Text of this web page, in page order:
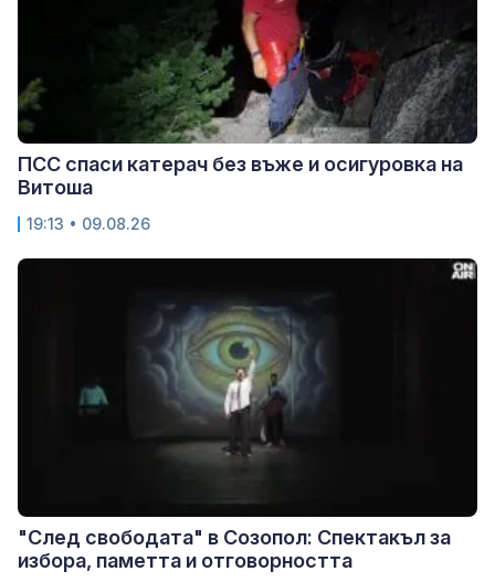
ПСС спаси катерач без въже и осигуровка на
Витоша
19:13 • 09.08.26
"След свободата" в Созопол: Спектакъл за
избора, паметта и отговорността